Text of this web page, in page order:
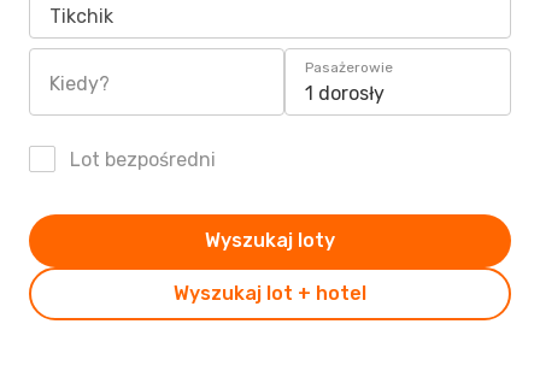
Tikchik
Kiedy?
Pasażerowie
1 dorosły
Lot bezpośredni
Wyszukaj lot + hotel
Wyszukaj loty